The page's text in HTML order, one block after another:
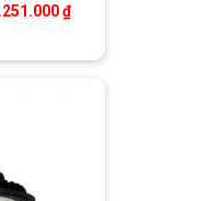
gốc là: 6.742.000 ₫.
₫Giá hiện tại là: